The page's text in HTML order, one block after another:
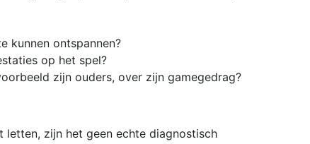
kunnen ontspannen?
op het spel?
zijn ouders, over zijn gamegedrag?
zijn het geen echte diagnostisch